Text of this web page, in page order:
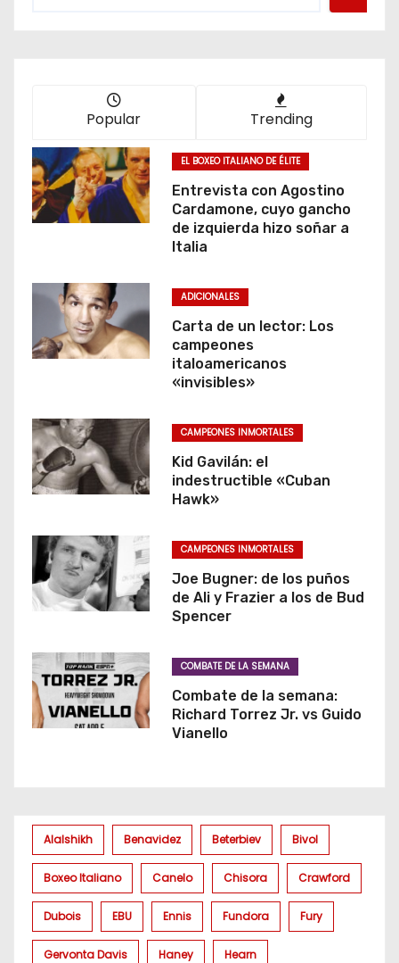
Popular Trending
EL BOXEO ITALIANO DE ÉLITE
Entrevista con Agostino
Cardamone, cuyo gancho
de izquierda hizo soñar a
Italia
ADICIONALES
Carta de un lector: Los
campeones
italoamericanos
«invisibles»
CAMPEONES INMORTALES
Kid Gavilán: el
indestructible «Cuban
Hawk»
CAMPEONES INMORTALES
Joe Bugner: de los puños
de Ali y Frazier a los de Bud
Spencer
COMBATE DE LA SEMANA
Combate de la semana:
Richard Torrez Jr. vs Guido
Vianello
Alalshikh Benavidez Beterbiev Bivol
Boxeo Italiano Canelo Chisora Crawford
Dubois EBU Ennis Fundora Fury
Gervonta Davis Haney Hearn